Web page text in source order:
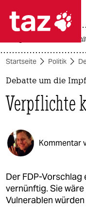

politik
öko
gesellschaft
kultur
sport
Startseite Politik
Debatte um die
Verpflichte
Kommentar
Der FDP-
vernünftig. Sie
Vulnerablen